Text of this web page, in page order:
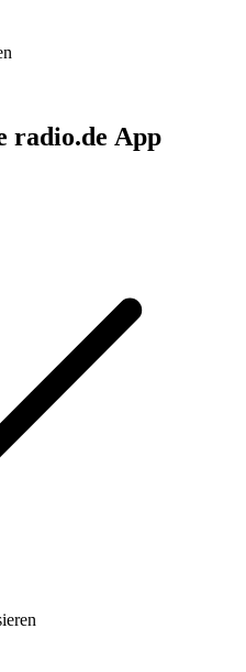
radio.de App